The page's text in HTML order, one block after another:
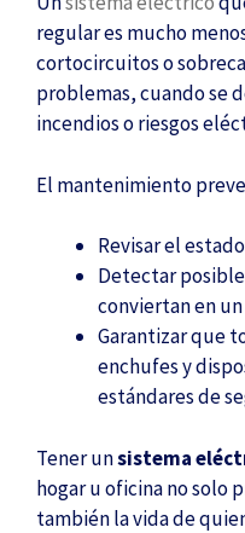
regular es mucho
cortocircuitos o
problemas, cuando se
incendios o riesgos
El mantenimiento
Revisar el
Detectar
conviertan en
Garantizar que
enchufes y
estándares de
Tener unsistema
hogar u oficina no solo
también la vida de